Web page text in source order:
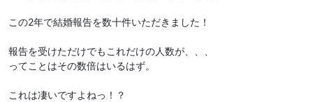
この2年で結婚報告を数十件いただきました！
報告を受けただけでもこれだけの人数が、、、
ってことはその数倍はいるはず。
これは凄いですよねっ！？